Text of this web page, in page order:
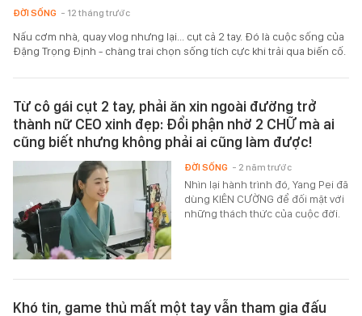
ĐỜI SỐNG - 12 tháng trước
Nấu cơm nhà, quay vlog nhưng lại... cụt cả 2 tay. Đó là cuộc sống của
Đặng Trọng Định - chàng trai chọn sống tích cực khi trải qua biến cố.
Từ cô gái cụt 2 tay, phải ăn xin ngoài đường trở
thành nữ CEO xinh đẹp: Đổi phận nhờ 2 CHỮ mà ai
cũng biết nhưng không phải ai cũng làm được!
Nhìn lại hành trình đó, Yang Pei đã
dùng KIÊN CƯỜNG để đối mặt với
những thách thức của cuộc đời.
ĐỜI SỐNG - 2 năm trước
Khó tin, game thủ mất một tay vẫn tham gia đấu